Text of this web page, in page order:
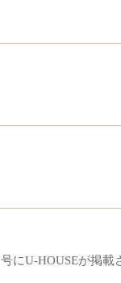
にU-HOUSEが掲載